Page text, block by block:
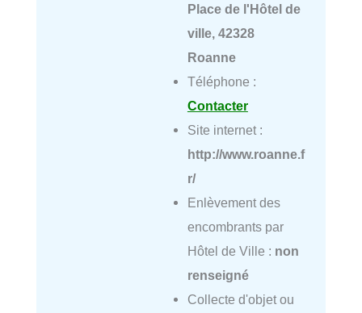
Place de l'Hôtel de
ville, 42328
Roanne
Téléphone :
Contacter
Site internet :
http://www.roanne.f
r/
Enlèvement des
encombrants par
Hôtel de Ville : non
renseigné
Collecte d'objet ou